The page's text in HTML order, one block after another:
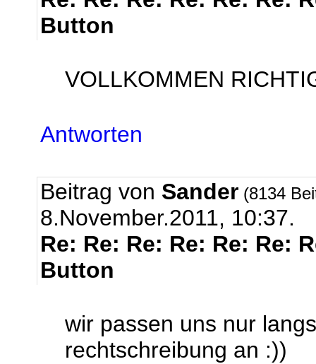
Button
VOLLKOMMEN
Antworten
Beitrag von Sander (8134
8.November.2011, 10:37.
Re: Re: Re: Re: Re: Re:
Button
wir passen uns nur
rechtschreibung an :))